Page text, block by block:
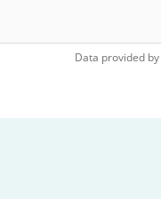
Data provided by